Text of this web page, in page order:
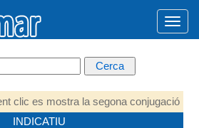
clic es mostra la segona conjugació
INDICATIU